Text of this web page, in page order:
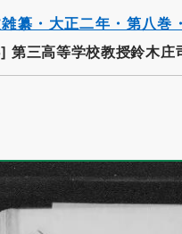
纂・大正二年・第八巻
第三高等学校教授鈴木庄